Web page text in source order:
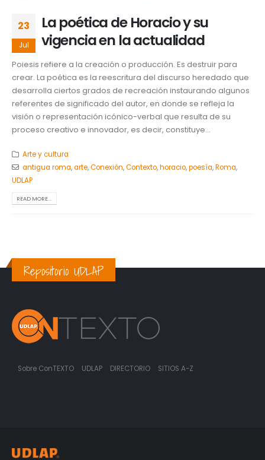
23
Jul
La poética de Horacio y su
vigencia en la actualidad
Poiesis refiere a la creación o producción. Es destruir para
crear. La poética es la reescritura del discurso heredado que
desarrolla ciertos grados de recreación instaurando algunos
referentes de significado del autor, en donde se refleja la
visión o representación icónico-verbal que resulta de su
proceso creativo e innovador, es decir, constituye...
Arte y cultura
antigua roma,arte,Conexión,Contexto,horacio,poesía,Roma,
UDLAP
READ MORE...
Repositorio UDLAP
Sobre ConTEXTO UDLAP DIRECTORIO SITIOS A-Z